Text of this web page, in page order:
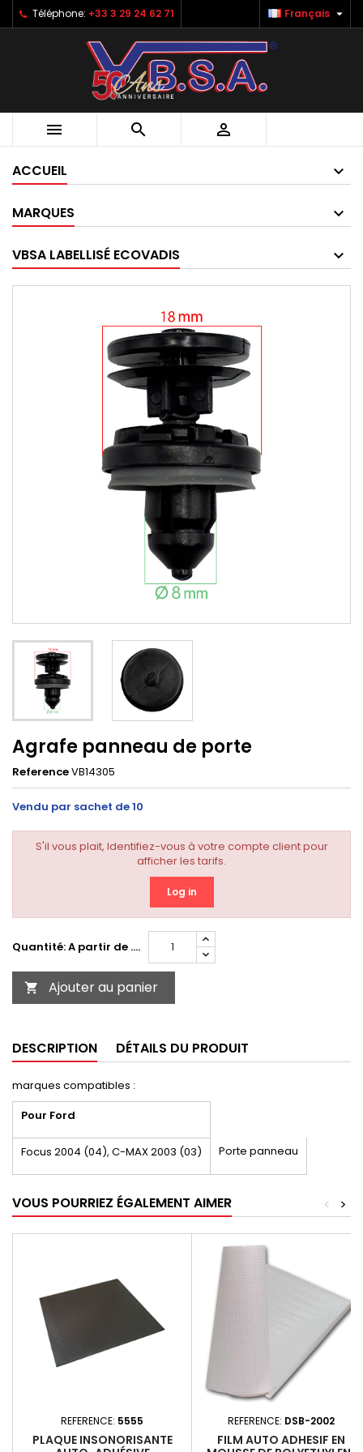
Téléphone: +33 3 29 24 62 71 Français 
  
ACCUEIL
MARQUES
VBSA LABELLISÉ ECOVADIS
Agrafe panneau de porte
ReferenceVB14305
Vendu par sachet de 10
S'il vous plait, Identifiez-vous à votre compte client pour
afficher les tarifs.
Log in
Quantité: A partir de ....
 Ajouter au panier
DESCRIPTION DÉTAILS DU PRODUIT
marques compatibles :
Pour Ford
Focus 2004 (04), C-MAX 2003 (03) Porte panneau
VOUS POURRIEZ ÉGALEMENT AIMER >
<
REFERENCE: 5555
PLAQUE INSONORISANTE
REFERENCE: DSB-2002
FILM AUTO ADHESIF EN